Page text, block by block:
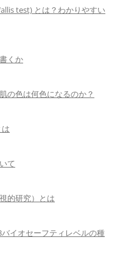
test) とは？わかりやすい
くか
の色は何色になるのか？
て
的研究）とは
バイオセーフティレベルの種